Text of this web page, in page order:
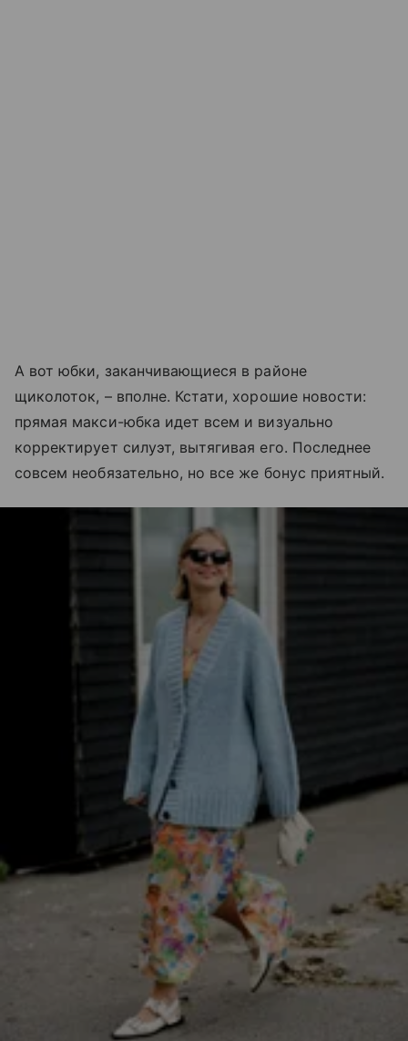
А вот юбки, заканчивающиеся в районе
щиколоток, – вполне. Кстати, хорошие новости:
прямая макси-юбка идет всем и визуально
корректирует силуэт, вытягивая его. Последнее
совсем необязательно, но все же бонус приятный.